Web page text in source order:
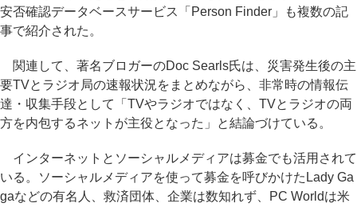
安否確認データベースサービス「Person Finder」も複数の記
事で紹介された。
関連して、著名ブロガーのDoc Searls氏は、災害発生後の主
要TVとラジオ局の速報状況をまとめながら、非常時の情報伝
達・収集手段として「TVやラジオではなく、TVとラジオの両
方を内包するネットが主役となった」と結論づけている。
インターネットとソーシャルメディアは募金でも活用されて
いる。ソーシャルメディアを使って募金を呼びかけたLady Ga
gaなどの有名人、救済団体、企業は数知れず、PC Worldは米